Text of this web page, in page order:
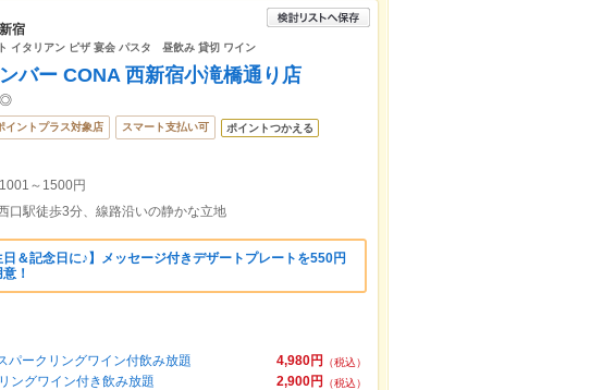
宿
イタリアン ピザ 宴会 パスタ 昼飲み 貸切 ワイン
バー CONA 西新宿小滝橋通り店
◎
イントプラス対象店 スマート支払い可 ポイントつかえる
1001～1500円
口駅徒歩3分、線路沿いの静かな立地
日＆記念日に♪】メッセージ付きデザートプレートを550円
！
4,980円
（税込）
パークリングワイン付飲み放題
2,900円
（税込）
ングワイン付き飲み放題